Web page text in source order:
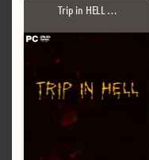
Trip in HELL …